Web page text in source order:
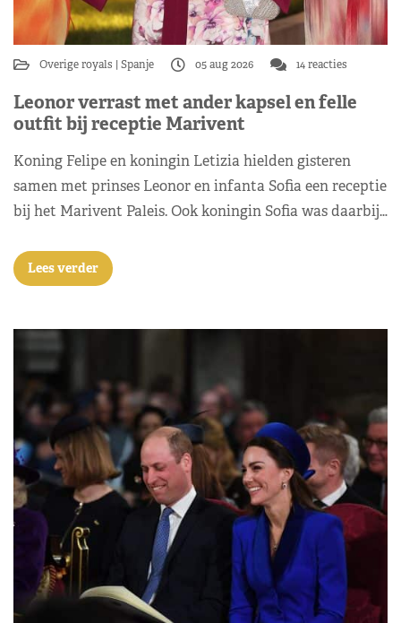
Overige royals Spanje 05 aug 2026 14 reacties
Leonor verrast met ander kapsel en felle
outfit bij receptie Marivent
Koning Felipe en koningin Letizia hielden gisteren
samen met prinses Leonor en infanta Sofia een receptie
bij het Marivent Paleis. Ook koningin Sofia was daarbij…
Lees verder